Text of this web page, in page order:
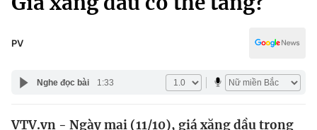
Thể thao
Đời sống
Giáo dục
PV
Nghe đọc bài 1:33
VTV.vn - Ngày mai (11/10), giá xăng dầu trong